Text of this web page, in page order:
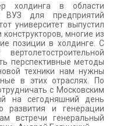
холдинга в области
ВУЗ для предприятий
университет выпустил
многие из
позиции в холдинге. С
перспективные методы
техники нам нужны
в этих отраслях. По
с Московским
на сегодняшний день
развития и генерации
встречи генеральный